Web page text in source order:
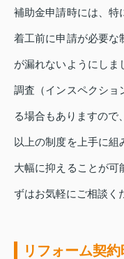
補助金申請時には、特
着工前に申請が必要な
が漏れないようにしま
調査（インスペクショ
る場合もありますので
以上の制度を上手に
大幅に抑えることが可
ずはお気軽にご相談く
リフォーム契